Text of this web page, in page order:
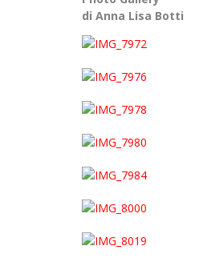
di Anna Lisa Botti